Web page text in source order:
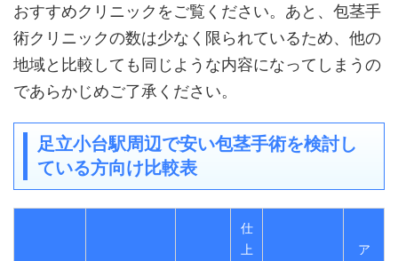
おすすめクリニックをご覧ください。あと、包茎手
術クリニックの数は少なく限られているため、他の
地域と比較しても同じような内容になってしまうの
であらかじめご了承ください。
足立小台駅周辺で安い包茎手術を検討し
ている方向け比較表
仕
上
ア